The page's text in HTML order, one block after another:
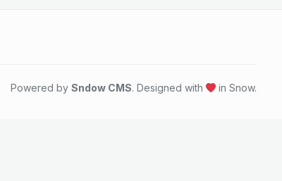
Powered by Sndow CMS. Designed with in Snow.